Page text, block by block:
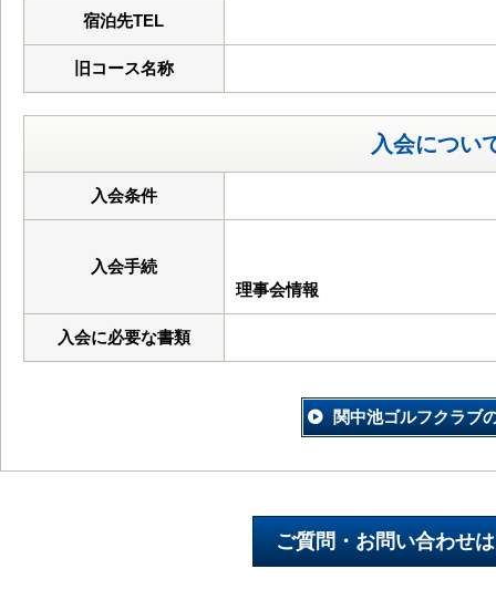
宿泊先TEL
旧コース名称
入会につい
入会条件
入会手続
理事会情報
入会に必要な書類
関中池ゴルフクラブ